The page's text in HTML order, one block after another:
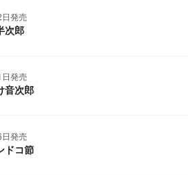
発売
次郎
発売
音次郎
発売
ドコ節